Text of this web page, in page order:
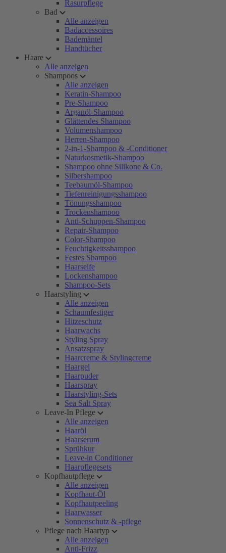
Rasurpflege
Bad
Alle anzeigen
Badaccessoires
Bademäntel
Handtücher
Haare
Alle anzeigen
Shampoos
Alle anzeigen
Keratin-Shampoo
Pre-Shampoo
Arganöl-Shampoo
Glättendes Shampoo
Volumenshampoo
Herren-Shampoo
2-in-1-Shampoo & -Conditioner
Naturkosmetik-Shampoo
Shampoo ohne Silikone & Co.
Silbershampoo
Teebaumöl-Shampoo
Tiefenreinigungsshampoo
Tönungsshampoo
Trockenshampoo
Anti-Schuppen-Shampoo
Repair-Shampoo
Color-Shampoo
Feuchtigkeitsshampoo
Festes Shampoo
Haarseife
Lockenshampoo
Shampoo-Sets
Haarstyling
Alle anzeigen
Schaumfestiger
Hitzeschutz
Haarwachs
Styling Spray
Ansatzspray
Haarcreme & Stylingcreme
Haargel
Haarpuder
Haarspray
Haarstyling-Sets
Sea Salt Spray
Leave-In Pflege
Alle anzeigen
Haaröl
Haarserum
Sprühkur
Leave-in Conditioner
Haarpflegesets
Kopfhautpflege
Alle anzeigen
Kopfhaut-Öl
Kopfhautpeeling
Haarwasser
Sonnenschutz & -pflege
Pflege nach Haartyp
Alle anzeigen
Anti-Frizz